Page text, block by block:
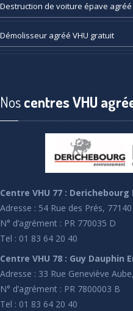
Destruction de voiture épave agréé
Démolisseur agréé VHU gratuit
Noscentres VHU
Centre VHU 77 :
Adresse : 54 Rue des Prés,
N° d’agrément : PR 770035 D
Tel : 01 83 64 20 40
Centre VHU 78 : Guy Dauphin
Adresse : 33 Rue Geneviève
N° d’agrément : PR 7800003 B
Tel : 01 83 64 20 40